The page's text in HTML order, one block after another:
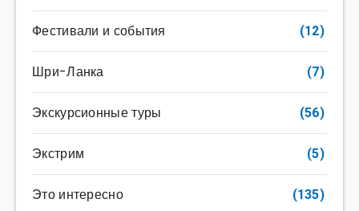
Фестивали и события (12)
Шри-Ланка (7)
Экскурсионные туры (56)
Экстрим (5)
Это интересно (135)